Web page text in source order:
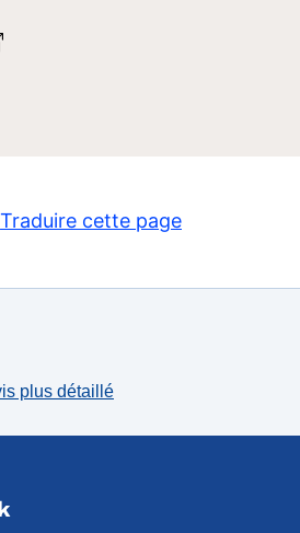
Open link in new window
Traduire cette page
plus détaillé